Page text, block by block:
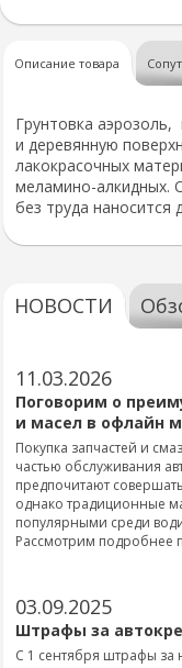
Описание товара
Грунтовка аэрозоль,
и деревянную
лакокрасочных
меламино-алкидных.
без труда наносится
НОВОСТИ
11.03.2026
Поговорим о
и масел в офлайн
Покупка запчастей и
частью обслуживания
предпочитают
однако традиционные
популярными среди
Рассмотрим подробнее
03.09.2025
Штрафы за
С 1 сентября штрафы за